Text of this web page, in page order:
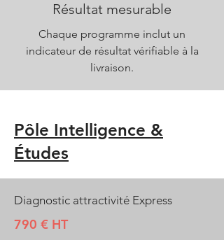
Résultat mesurable
Chaque programme inclut un
indicateur de résultat vérifiable à la
livraison.
Pôle Intelligence &
Études
Diagnostic attractivité Express
790 € HT